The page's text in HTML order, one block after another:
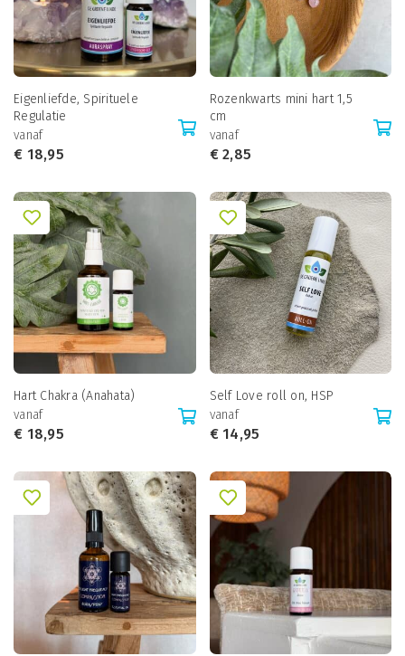
Eigenliefde, Spirituele
Regulatie
vanaf
€ 18,95
Rozenkwarts mini hart 1,5
cm
vanaf
€2,85
Hart Chakra (Anahata)
vanaf
€ 18,95
Self Love roll on, HSP
vanaf
€14,95